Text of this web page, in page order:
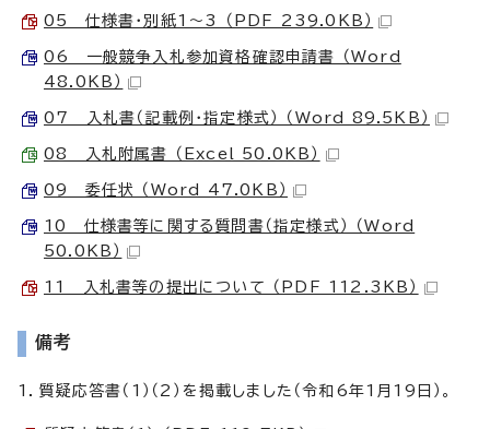
05 仕様書・別紙1～3 （PDF 239.0KB）
06 一般競争入札参加資格確認申請書 （Word
48.0KB）
07 入札書（記載例・指定様式） （Word 89.5KB）
08 入札附属書 （Excel 50.0KB）
09 委任状 （Word 47.0KB）
10 仕様書等に関する質問書（指定様式） （Word
50.0KB）
11 入札書等の提出について （PDF 112.3KB）
備考
1．質疑応答書（1）（2）を掲載しました（令和6年1月19日）。